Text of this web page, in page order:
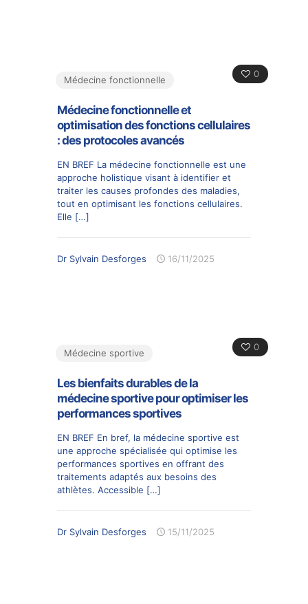
0
Médecine fonctionnelle
Médecine fonctionnelle et
optimisation des fonctions cellulaires
: des protocoles avancés
EN BREF La médecine fonctionnelle est une
approche holistique visant à identifier et
traiter les causes profondes des maladies,
tout en optimisant les fonctions cellulaires.
Elle […]
Dr Sylvain Desforges 16/11/2025
0
Médecine sportive
Les bienfaits durables de la
médecine sportive pour optimiser les
performances sportives
EN BREF En bref, la médecine sportive est
une approche spécialisée qui optimise les
performances sportives en offrant des
traitements adaptés aux besoins des
athlètes. Accessible […]
Dr Sylvain Desforges 15/11/2025